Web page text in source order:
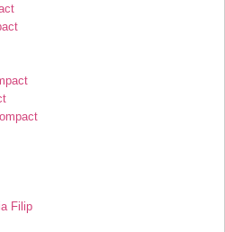
Filip